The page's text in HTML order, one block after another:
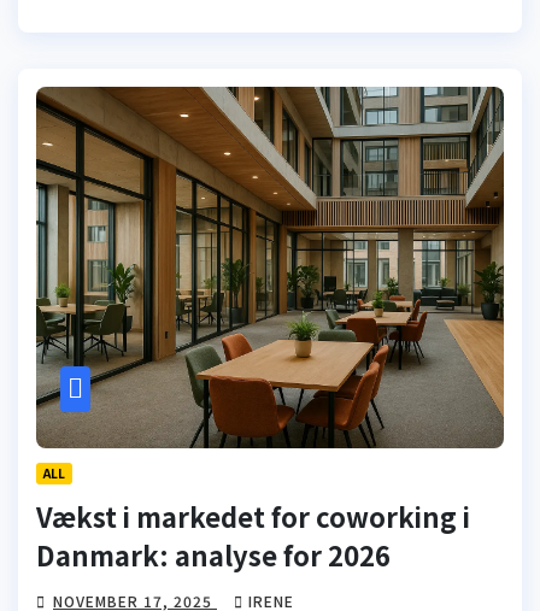
ALL
Vækst i markedet for coworking i
Danmark: analyse for 2026
NOVEMBER 17, 2025 IRENE